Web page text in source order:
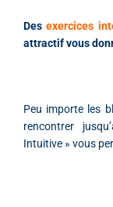
Desexercices
attractif vous
Peu importe les
rencontrer
Intuitive » vous